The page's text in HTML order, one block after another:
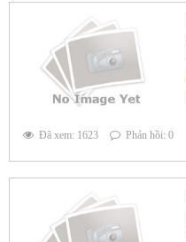
Đã xem: 1623
Phản hồi: 0